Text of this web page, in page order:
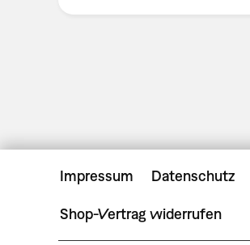
Impressum Datenschutz
Shop-Vertrag widerrufen